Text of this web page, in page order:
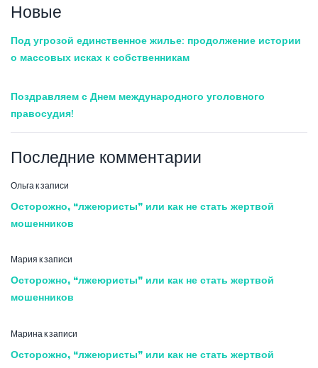
Новые
Под угрозой единственное жилье: продолжение истории
о массовых исках к собственникам
Поздравляем с Днем международного уголовного
правосудия!
Последние комментарии
Ольга к записи
Осторожно, “лжеюристы” или как не стать жертвой
мошенников
Мария к записи
Осторожно, “лжеюристы” или как не стать жертвой
мошенников
Марина к записи
Осторожно, “лжеюристы” или как не стать жертвой